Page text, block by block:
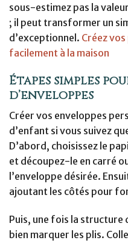
sous-estimez pas la
; il peut transformer un
d’exceptionnel. Créez
facilement à la maison
Étapes simples
d’enveloppes
Créer vos enveloppes
d’enfant si vous suivez
D’abord, choisissez le
et découpez-le en carré
l’enveloppe désirée.
ajoutant les côtés pour
Puis, une fois la
bien marquer les plis.